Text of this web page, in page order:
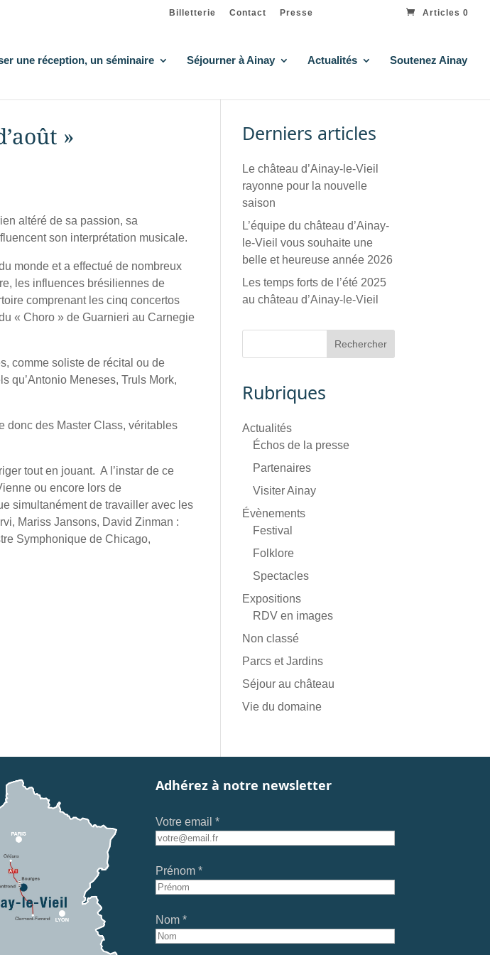
Billetterie Contact Presse Articles 0
une réception, un séminaire Séjourner à Ainay Actualités Soutenez Ainay
»
altéré de sa passion, sa
son interprétation musicale.
monde et a effectué de nombreux
les influences brésiliennes de
comprenant les cinq concertos
« Choro » de Guarnieri au Carnegie
comme soliste de récital ou de
qu’Antonio Meneses, Truls Mork,
donc des Master Class, véritables
tout en jouant. A l’instar de ce
ou encore lors de
simultanément de travailler avec les
Mariss Jansons, David Zinman :
Symphonique de Chicago,
Derniers articles
Le château d’Ainay-le-Vieil
rayonne pour la nouvelle
saison
L’équipe du château d’Ainay-
le-Vieil vous souhaite une
belle et heureuse année 2026
Les temps forts de l’été 2025
au château d’Ainay-le-Vieil
Rubriques
Actualités
Échos de la presse
Partenaires
Visiter Ainay
Évènements
Festival
Folklore
Spectacles
Expositions
RDV en images
Non classé
Parcs et Jardins
Séjour au château
Vie du domaine
Adhérez à notre newsletter
Votre email *
Prénom *
Nom *